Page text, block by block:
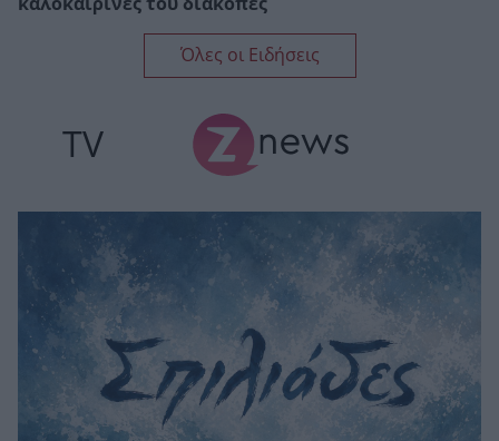
Όλες οι Ειδήσεις
TV